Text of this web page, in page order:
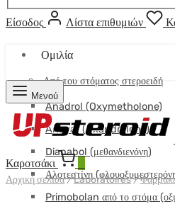
Είσοδος Λίστα επιθυμιών
Ομιλία
Από του στόματος στεροειδή
Anadrol (Oxymetholone)
Anavar (Oxandrolone)
Dianabol (μεθανδιενόνη)
Αλοτεστίνη
Primobolan από το στόμα
Μενού
Καροτσάκι
ΠΑΚΕΤΟ
Αρχική σελίδα/Laboratoires/